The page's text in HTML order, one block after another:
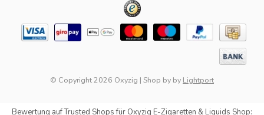
© Copyright 2026 Oxyzig | Shop by by Lightport
Bewertung aufTrusted Shopsfür Oxyzig E-Zigaretten & Liquids Shop: